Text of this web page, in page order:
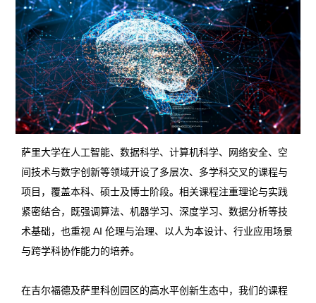
萨里大学在人工智能、数据科学、计算机科学、网络安全、空
间技术与数字创新等领域开设了多层次、多学科交叉的课程与
项目，覆盖本科、硕士及博士阶段。 相关课程注重理论与实践
紧密结合，既强调算法、机器学习、深度学习、数据分析等技
术基础，也重视 AI 伦理与治理、以人为本设计、行业应用场景
与跨学科协作能力的培养。
在吉尔福德及萨里科创园区的高水平创新生态中，我们的课程